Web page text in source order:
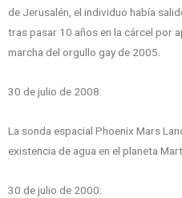
de Jerusalén, el individuo había
tras pasar 10 años en la cárcel por
marcha del orgullo gay de 2005.
30 de julio de 2008:
La sonda espacial Phoenix Mars
existencia de agua en el planeta
30 de julio de 2000: